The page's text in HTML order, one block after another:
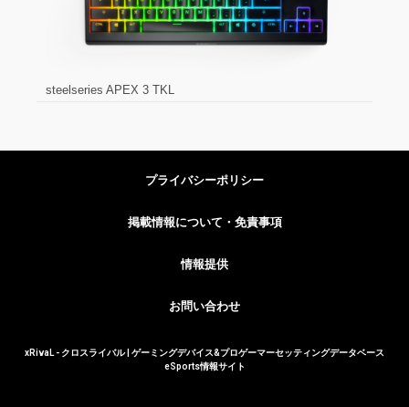
steelseries APEX 3 TKL
プライバシーポリシー
掲載情報について・免責事項
情報提供
お問い合わせ
xRivaL - クロスライバル | ゲーミングデバイス&プロゲーマーセッティングデータベース
eSports情報サイト